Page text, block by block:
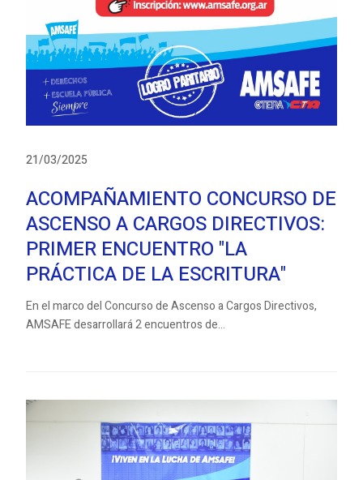
21/03/2025
ACOMPAÑAMIENTO CONCURSO DE
ASCENSO A CARGOS DIRECTIVOS:
PRIMER ENCUENTRO "LA
PRÁCTICA DE LA ESCRITURA"
En el marco del Concurso de Ascenso a Cargos Directivos,
AMSAFE desarrollará 2 encuentros de...